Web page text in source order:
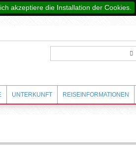
akzeptiere die Installation der Cookies.
UNTERKUNFT REISEINFORMATIONEN